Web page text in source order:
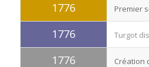
1776 Premier
1776 Turgot
1776 Création